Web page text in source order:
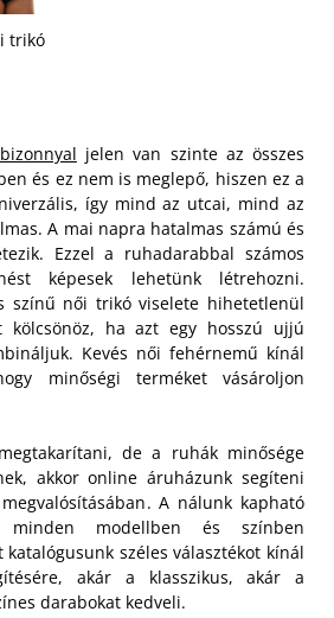
trikó
jelen van szinte az összes
és ez nem is meglepő, hiszen ez a
így mind az utcai, mind az
A mai napra hatalmas számú és
Ezzel a ruhadarabbal számos
képesek lehetünk létrehozni.
színű női trikó viselete hihetetlenül
kölcsönöz, ha azt egy hosszú ujjú
Kevés női fehérnemű kínál
minőségi terméket vásároljon
de a ruhák minősége
akkor online áruházunk segíteni
A nálunk kapható
modellben és színben
széles választékot kínál
akár a klasszikus, akár a
darabokat kedveli.